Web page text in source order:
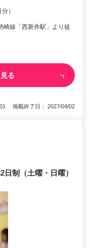
）
崎線「西新井駅」より徒
る
掲載終了日： 2027/04/02
制（土曜・日曜）